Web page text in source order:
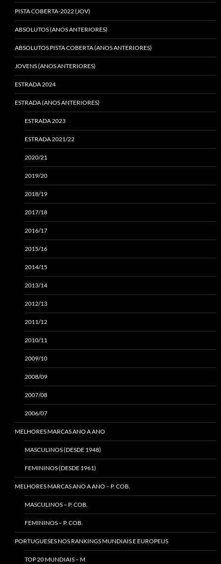
PISTA COBERTA-2022 (JOV)
ABSOLUTOS (ANOS ANTERIORES)
ABSOLUTOS PISTA COBERTA (ANOS ANTERIORES)
JOVENS (ANOS ANTERIORES)
ESTRADA 2024
ESTRADA (ANOS ANTERIORES)
ESTRADA 2023
ESTRADA 2021/22
2020/21
2019/20
2018/19
2017/18
2016/17
2015/16
2014/15
2013/14
2012/13
2011/12
2010/11
2009/10
2008/09
2007/08
2006/07
MELHORES MARCAS ANO A ANO
MASCULINOS (DESDE 1948)
FEMININOS (DESDE 1961)
MELHORES MARCAS ANO A ANO – P. COB.
MASCULINOS – P. COB.
FEMININOS – P. COB.
PORTUGUESES NOS RANKINGS MUNDIAIS E EUROPEUS
TOP 20 MUNDIAIS – M